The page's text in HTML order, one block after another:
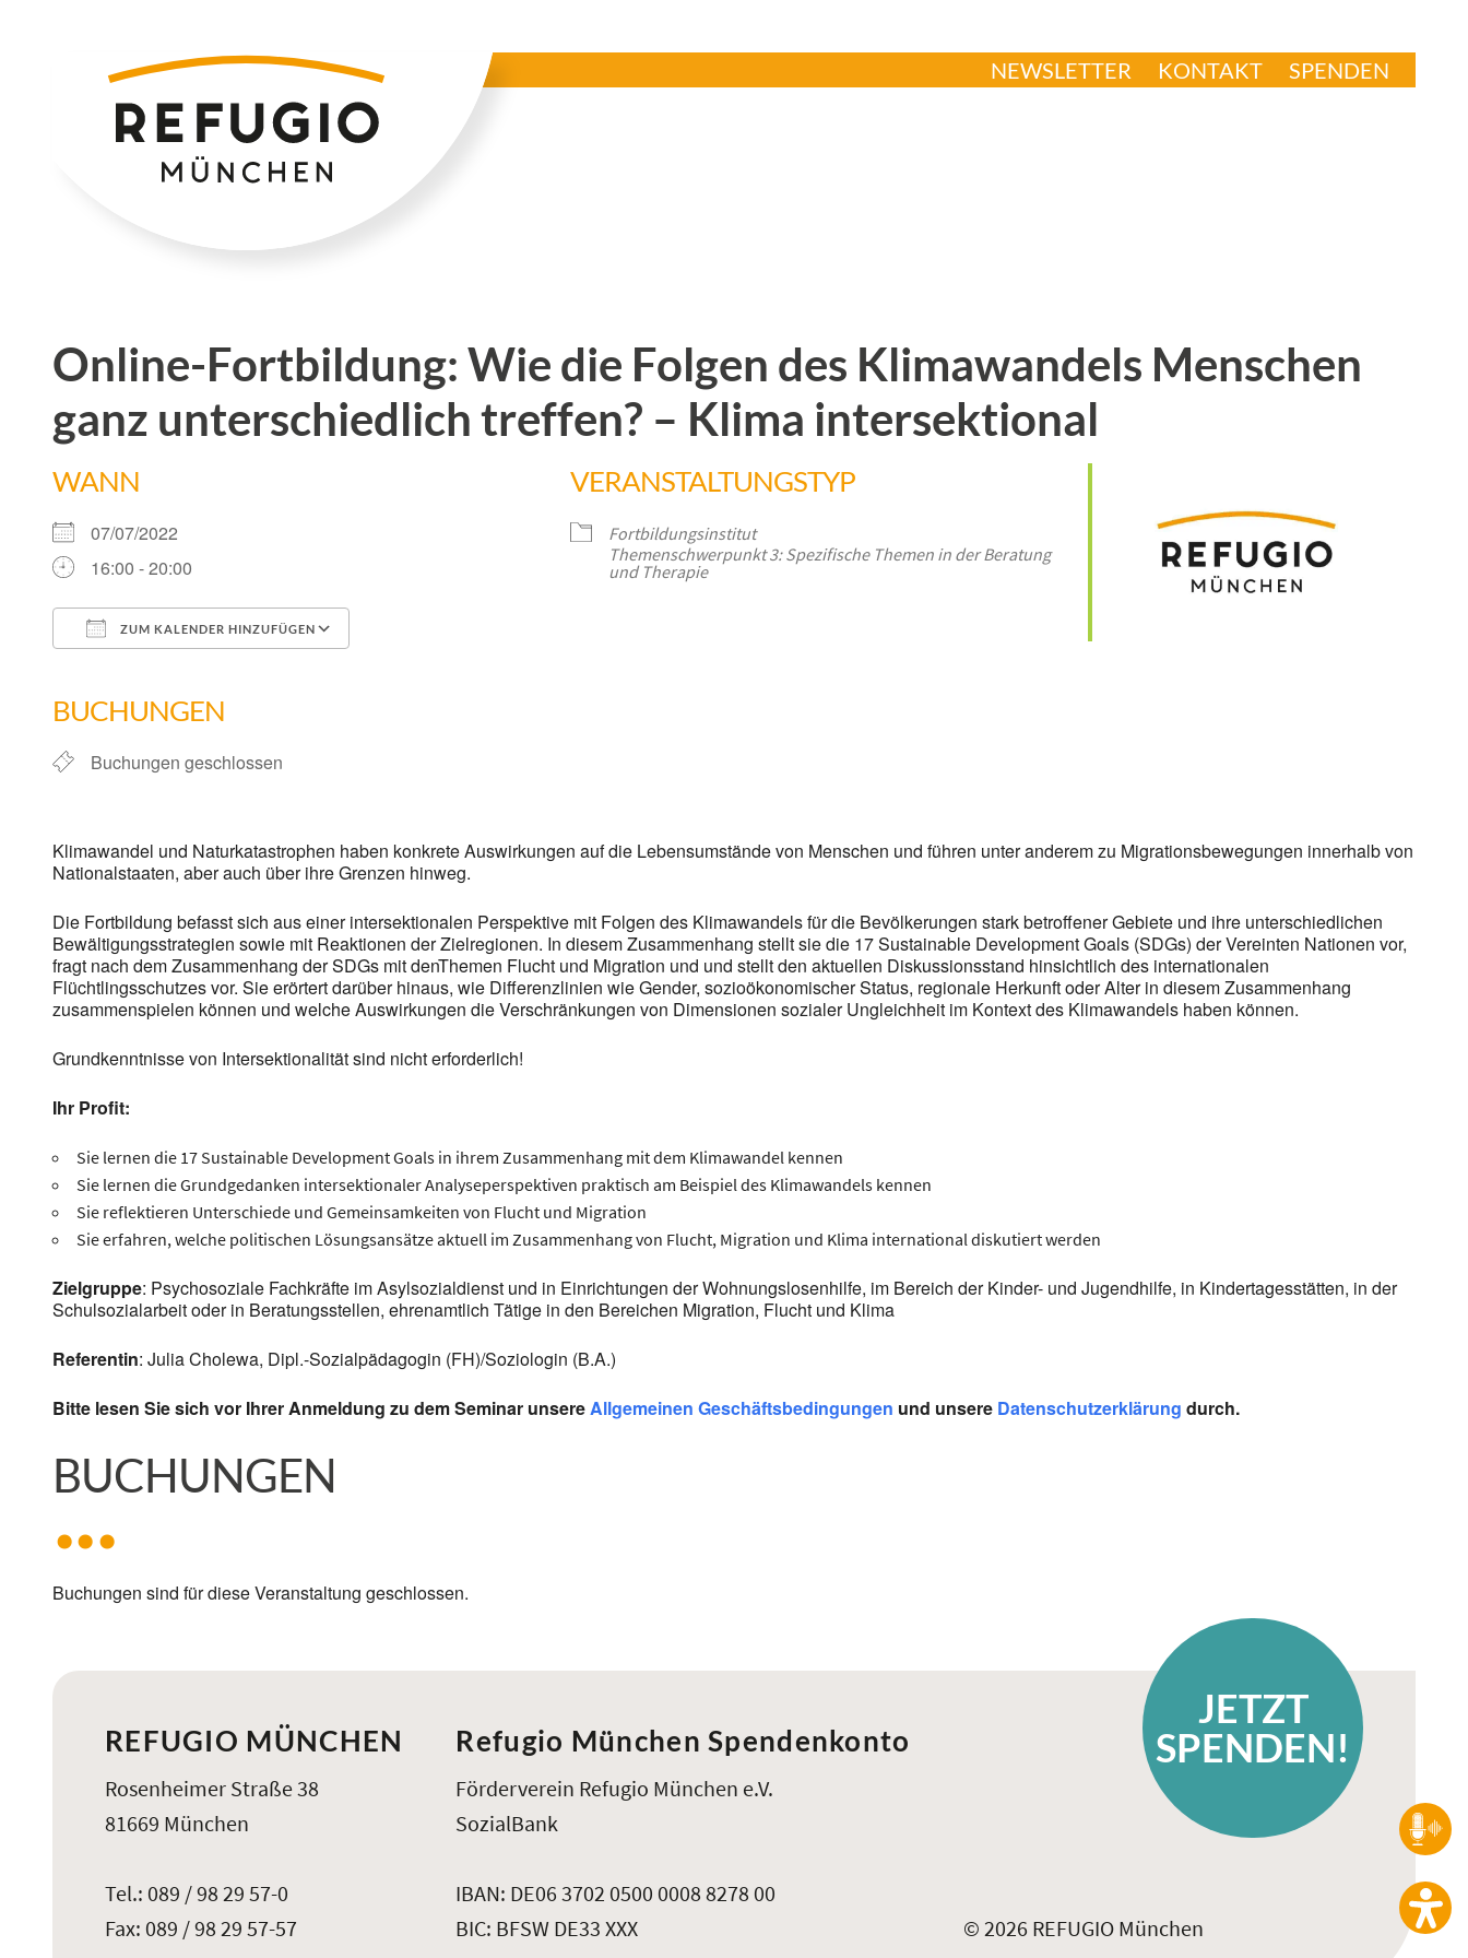
NEWSLETTER KONTAKT SPENDEN
Online-Fortbildung: Wie die Folgen des Klimawandels Menschen
ganz unterschiedlich treffen? – Klima intersektional
WANN
07/07/2022
16:00 - 20:00
ZUM KALENDER HINZUFÜGEN
BUCHUNGEN
Buchungen geschlossen
VERANSTALTUNGSTYP
Fortbildungsinstitut
Themenschwerpunkt 3: Spezifische Themen in der Beratung
und Therapie
Klimawandel und Naturkatastrophen haben konkrete Auswirkungen auf die Lebensumstände von Menschen und führen unter anderem zu Migrationsbewegungen innerhalb von
Nationalstaaten, aber auch über ihre Grenzen hinweg.
Die Fortbildung befasst sich aus einer intersektionalen Perspektive mit Folgen des Klimawandels für die Bevölkerungen stark betroffener Gebiete und ihre unterschiedlichen
Bewältigungsstrategien sowie mit Reaktionen der Zielregionen. In diesem Zusammenhang stellt sie die 17 Sustainable Development Goals (SDGs) der Vereinten Nationen vor,
fragt nach dem Zusammenhang der SDGs mit denThemen Flucht und Migration und und stellt den aktuellen Diskussionsstand hinsichtlich des internationalen
Flüchtlingsschutzes vor. Sie erörtert darüber hinaus, wie Differenzlinien wie Gender, sozioökonomischer Status, regionale Herkunft oder Alter in diesem Zusammenhang
zusammenspielen können und welche Auswirkungen die Verschränkungen von Dimensionen sozialer Ungleichheit im Kontext des Klimawandels haben können.
Grundkenntnisse von Intersektionalität sind nicht erforderlich!
Ihr Profit:
Sie lernen die 17 Sustainable Development Goals in ihrem Zusammenhang mit dem Klimawandel kennen
Sie lernen die Grundgedanken intersektionaler Analyseperspektiven praktisch am Beispiel des Klimawandels kennen
Sie reflektieren Unterschiede und Gemeinsamkeiten von Flucht und Migration
Sie erfahren, welche politischen Lösungsansätze aktuell im Zusammenhang von Flucht, Migration und Klima international diskutiert werden
Zielgruppe: Psychosoziale Fachkräfte im Asylsozialdienst und in Einrichtungen der Wohnungslosenhilfe, im Bereich der Kinder- und Jugendhilfe, in Kindertagesstätten, in der
Schulsozialarbeit oder in Beratungsstellen, ehrenamtlich Tätige in den Bereichen Migration, Flucht und Klima
Referentin: Julia Cholewa, Dipl.-Sozialpädagogin (FH)/Soziologin (B.A.)
Bitte lesen Sie sich vor Ihrer Anmeldung zu dem Seminar unsere Allgemeinen Geschäftsbedingungen und unsere Datenschutzerklärung durch.
BUCHUNGEN
Buchungen sind für diese Veranstaltung geschlossen.
JETZT
SPENDEN!
REFUGIO MÜNCHEN
Rosenheimer Straße 38
81669 München
Tel.: 089 / 98 29 57-0
Fax: 089 / 98 29 57-57
Refugio München Spendenkonto
Förderverein Refugio München e.V.
SozialBank
IBAN: DE06 3702 0500 0008 8278 00
BIC: BFSW DE33 XXX
© 2026 REFUGIO München